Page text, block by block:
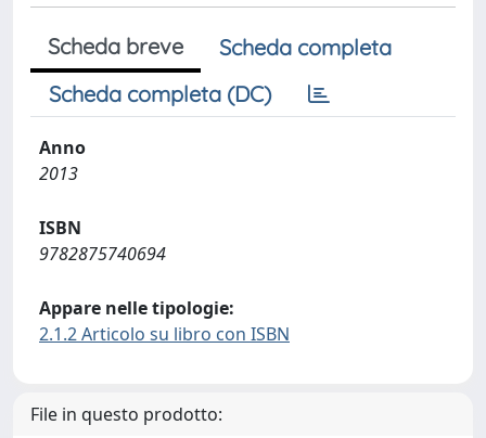
Scheda breve
Scheda completa
Scheda completa (DC)
Anno
2013
ISBN
9782875740694
Appare nelle tipologie:
2.1.2 Articolo su libro con ISBN
File in questo prodotto: